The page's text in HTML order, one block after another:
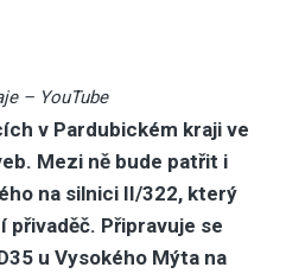
– YouTube
v Pardubickém kraji ve
Mezi ně bude patřit i
na silnici II/322, který
přivaděč. Připravuje se
u Vysokého Mýta na